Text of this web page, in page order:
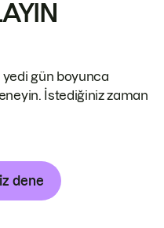
yedi gün boyunca
İstediğiniz zaman
dene